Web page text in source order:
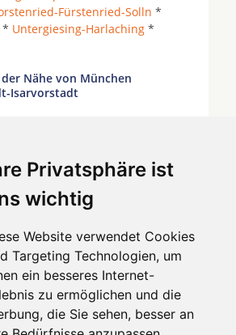
Privatsphäre ist
wichtig
Website verwendet Cookies
Targeting Technologien, um
ein besseres Internet-
zu ermöglichen und die
die Sie sehen, besser an
Fürstenried-Solln *
* Untergiesing-Harlaching *
Nähe von München
Isarvorstadt
*Neubiberg *Neuried (Kreis
* Oberschleißheim *
*Pullach im Isartal
Dingharting
München)
Unterföhring
*
in München Ludwigsvorstadt-
wurde am 07 August 2026